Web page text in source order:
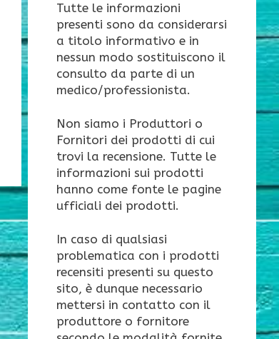
Tutte le informazioni
presenti sono da considerarsi
a titolo informativo e in
nessun modo sostituiscono il
consulto da parte di un
medico/professionista.
Non siamo i Produttori o
Fornitori dei prodotti di cui
trovi la recensione. Tutte le
informazioni sui prodotti
hanno come fonte le pagine
ufficiali dei prodotti.
In caso di qualsiasi
problematica con i prodotti
recensiti presenti su questo
sito, è dunque necessario
mettersi in contatto con il
produttore o fornitore